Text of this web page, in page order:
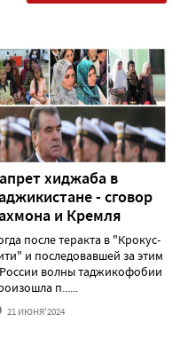
хиджаба в
- сговор
и Кремля
после теракта в "Крокус-
и последовавшей за этим
волны таджикофобии
п......
21 ИЮНЯ'2024